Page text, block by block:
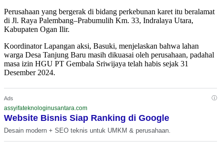
Perusahaan yang bergerak di bidang perkebunan karet itu beralamat
di Jl. Raya Palembang–Prabumulih Km. 33, Indralaya Utara,
Kabupaten Ogan Ilir.
Koordinator Lapangan aksi, Basuki, menjelaskan bahwa lahan
warga Desa Tanjung Baru masih dikuasai oleh perusahaan, padahal
masa izin HGU PT Gembala Sriwijaya telah habis sejak 31
Desember 2024.
Ads ⓘ
assyifateknologinusantara.com
Website Bisnis Siap Ranking di Google
Desain modern + SEO teknis untuk UMKM & perusahaan.